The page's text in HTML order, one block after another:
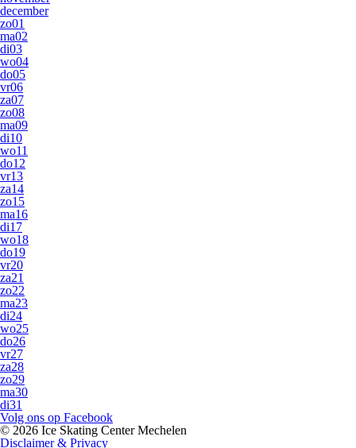
december
zo01
ma02
di03
wo04
do05
vr06
za07
zo08
ma09
di10
wo11
do12
vr13
za14
zo15
ma16
di17
wo18
do19
vr20
za21
zo22
ma23
di24
wo25
do26
vr27
za28
zo29
ma30
di31
Volg ons op Facebook
© 2026 Ice Skating Center Mechelen
Disclaimer & Privacy